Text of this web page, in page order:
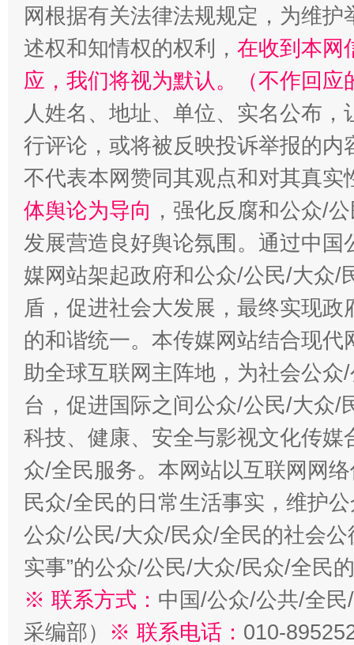
招工难、用工荒背后
网根据有关法律法规规定，为维
述权和知情权的权利， 在收到本网
应，我们将视为默认。（不作回应
人姓名、地址、单位、实名公布
行评论，或将被反映投诉举报的
不代表本网赞同其观点和对其真实
体舆论为导向 ，强化反腐和公众/
发展营造良好舆论氛围。通过中
媒网站架起政府和公众/公民/大众/
盾，促进社会大发展，最终实现
的和谐统一。本传媒网站结合现
助全球互联网主阵地，为社会公
台，促进国际之间公众/公民/大众/
科技、健康、安全与影视文化传
众/全民服务。本网站以互联网网
民众/全民的日常生活事实，维护
公众/公民/大众/民众/全民的社会公
实事”的公众/公民/大众/民众/全民
※ 联系方式： 中国/公众/公共/全
采编部） ※ 联系电话： 010-